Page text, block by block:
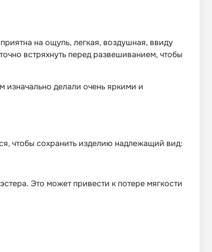
на ощупь, легкая, воздушная, ввиду
встряхнуть перед развешиванием, чтобы
изначально делали очень яркими и
чтобы сохранить изделию надлежащий вид:
Это может привести к потере мягкости